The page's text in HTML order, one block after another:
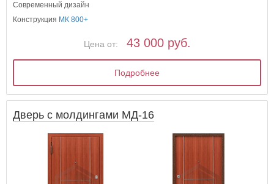
Современный дизайн
Конструкция МК 800+
Цена от: 43 000 руб.
Подробнее
Дверь с молдингами МД-16